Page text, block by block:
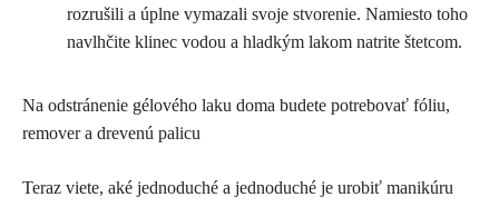
rozrušili a úplne vymazali svoje stvorenie. Namiesto toho
navlhčite klinec vodou a hladkým lakom natrite štetcom.
Na odstránenie gélového laku doma budete potrebovať fóliu,
remover a drevenú palicu
Teraz viete, aké jednoduché a jednoduché je urobiť manikúru